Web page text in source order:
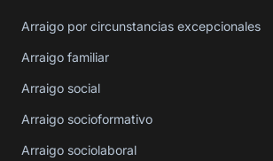
Arraigo por circunstancias excepcionales
Arraigo familiar
Arraigo social
Arraigo socioformativo
Arraigo sociolaboral